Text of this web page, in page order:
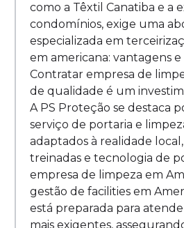
como a Têxtil Canatiba e a
condomínios, exige uma
especializada em
em americana: vantagens
Contratar empresa de
de qualidade é um
A PS Proteção se destaca
serviço de portaria e
adaptados à realidade
treinadas e tecnologia de
empresa de limpeza em
gestão de facilities em
está preparada para
mais exigentes,